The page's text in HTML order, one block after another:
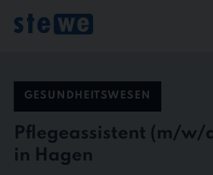
content
GESUNDHEITSWESEN
Pflegeassistent
in Hagen